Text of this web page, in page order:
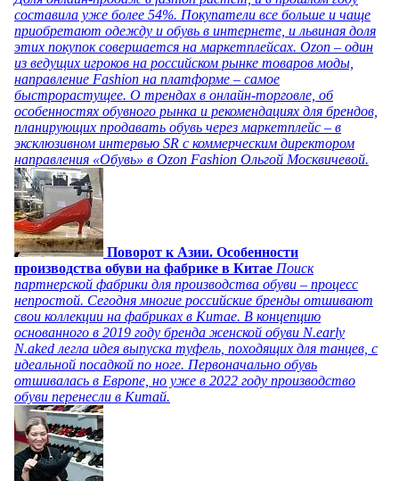
составила уже более 54%. Покупатели все больше и чаще
приобретают одежду и обувь в интернете, и львиная доля
этих покупок совершается на маркетплейсах. Ozon – один
из ведущих игроков на российском рынке товаров моды,
направление Fashion на платформе – самое
быстрорастущее. О трендах в онлайн-торговле, об
особенностях обувного рынка и рекомендациях для брендов,
планирующих продавать обувь через маркетплейс – в
эксклюзивном интервью SR с коммерческим директором
направления «Обувь» в Ozon Fashion Ольгой Москвичевой.
Поворот к Азии. Особенности
производства обуви на фабрике в Китае Поиск
партнерской фабрики для производства обуви – процесс
непростой. Сегодня многие российские бренды отшивают
свои коллекции на фабриках в Китае. В концепцию
основанного в 2019 году бренда женской обуви N.early
N.aked легла идея выпуска туфель, походящих для танцев, с
идеальной посадкой по ноге. Первоначально обувь
отшивалась в Европе, но уже в 2022 году производство
обуви перенесли в Китай.